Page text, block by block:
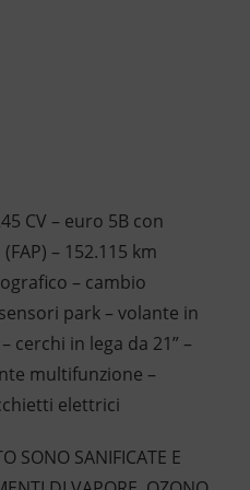
CV – euro 5B con
– 152.115 km
– cambio
park – volante in
cerchi in lega da 21” –
multifunzione –
elettrici
SONO SANIFICATE E